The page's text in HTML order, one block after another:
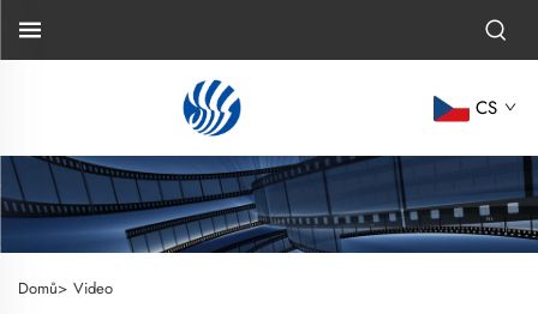
CS
Domů> Video